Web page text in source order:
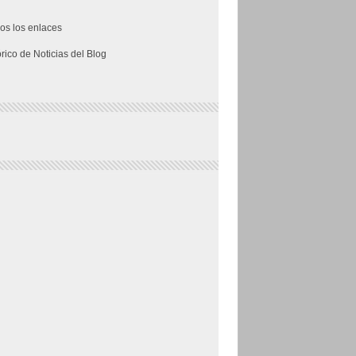
los enlaces
de Noticias del Blog